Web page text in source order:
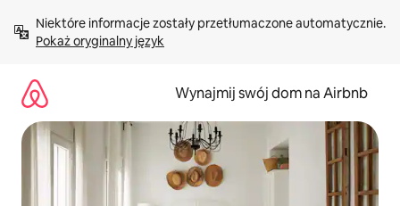
treści Pokaż oryginalny język
Wynajmij swój dom na Airbnb